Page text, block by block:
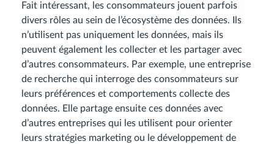
Fait intéressant, les consommateurs jouent parfois
divers rôles au sein de l’écosystème des données. Ils
n’utilisent pas uniquement les données, mais ils
peuvent également les collecter et les partager avec
d’autres consommateurs. Par exemple, une entreprise
de recherche qui interroge des consommateurs sur
leurs préférences et comportements collecte des
données. Elle partage ensuite ces données avec
d’autres entreprises qui les utilisent pour orienter
leurs stratégies marketing ou le développement de